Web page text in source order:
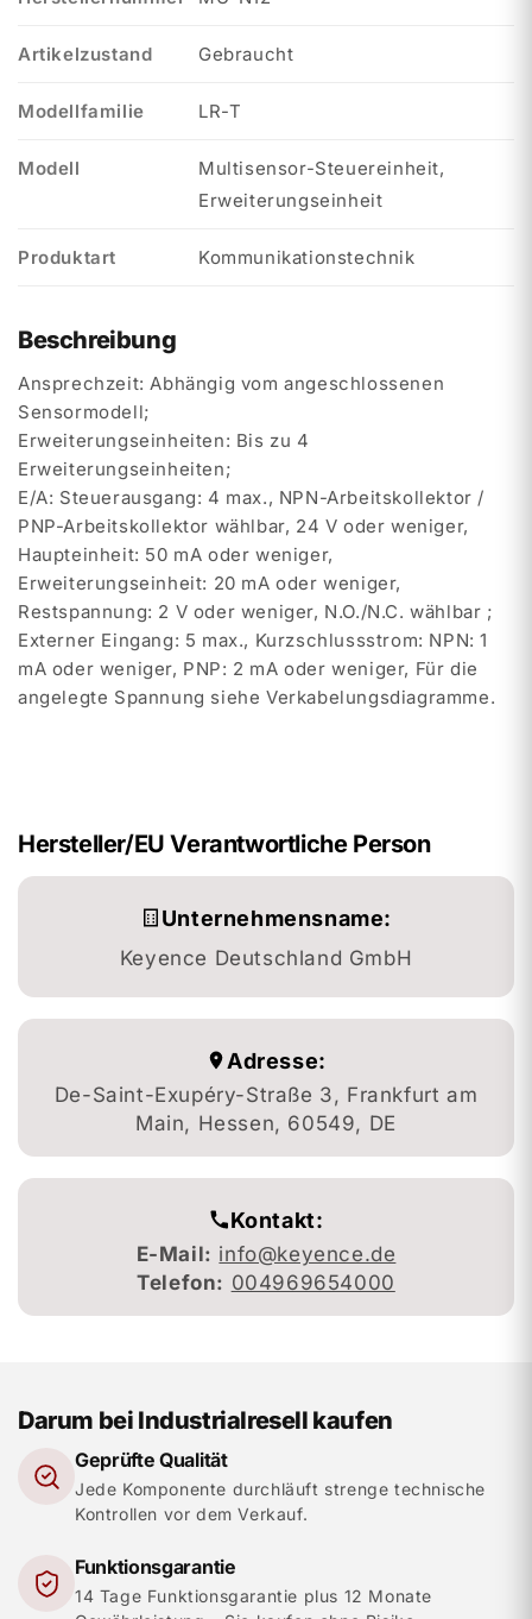
Artikelzustand Gebraucht
Modellfamilie LR-T
Modell
Multisensor-Steuereinheit,
Erweiterungseinheit
Produktart Kommunikationstechnik
Beschreibung
Ansprechzeit: Abhängig vom angeschlossenen
Sensormodell;
Erweiterungseinheiten: Bis zu 4
Erweiterungseinheiten;
E/A: Steuerausgang: 4 max., NPN-Arbeitskollektor /
PNP-Arbeitskollektor wählbar, 24 V oder weniger,
Haupteinheit: 50 mA oder weniger,
Erweiterungseinheit: 20 mA oder weniger,
Restspannung: 2 V oder weniger, N.O./N.C. wählbar ;
Externer Eingang: 5 max., Kurzschlussstrom: NPN: 1
mA oder weniger, PNP: 2 mA oder weniger, Für die
angelegte Spannung siehe Verkabelungsdiagramme.
Hersteller/EU Verantwortliche Person
Unternehmensname:
Keyence Deutschland GmbH
Adresse:
De-Saint-Exupéry-Straße 3, Frankfurt am
Main, Hessen, 60549, DE
Kontakt:
E-Mail: info@keyence.de
Telefon: 004969654000
Darum bei Industrialresell kaufen
Geprüfte Qualität
Jede Komponente durchläuft strenge technische
Kontrollen vor dem Verkauf.
Funktionsgarantie
14 Tage Funktionsgarantie plus 12 Monate